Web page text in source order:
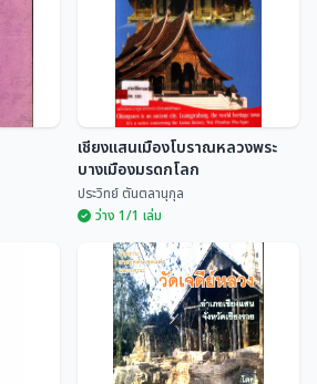
เชียงแสนเมืองโบราณหลวงพระ
บางเมืองมรดกโลก
ประวิทย์ ตันตลานุกุล
เชียงแสนเมืองโบราณหลวงพระ
บางเมืองมรดกโลก
ประวิทย์ ตันตลานุกุล
ว่าง 1/1 เล่ม